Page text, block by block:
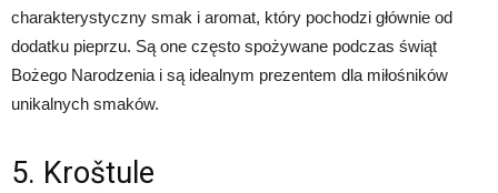
charakterystyczny smak i aromat, który pochodzi głównie od
dodatku pieprzu. Są one często spożywane podczas świąt
Bożego Narodzenia i są idealnym prezentem dla miłośników
unikalnych smaków.
5. Kroštule